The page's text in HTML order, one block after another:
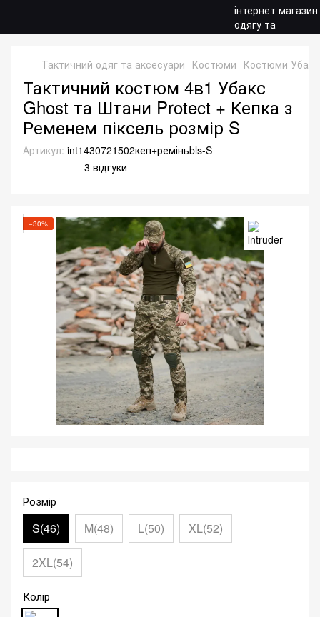
Тактичний одяг та аксесуари Костюми Костюми
Тактичний костюм 4в1 Убакс
Ghost та Штани Protect + Кепка з
Ременем піксель розмір S
Артикул: int1430721502кеп+реміньbls-S
3 відгуки
−30%
Розмір
S(46) M(48) L(50) XL(52)
2XL(54)
Колір